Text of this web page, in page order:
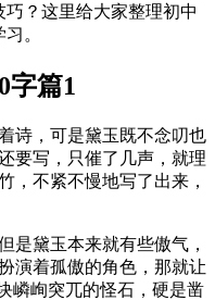
？这里给大家整理初中
。
字篇1
诗，可是黛玉既不念叨也
要写，只催了几声，就理
，不紧不慢地写了出来，
是黛玉本来就有些傲气，
演着孤傲的角色，那就让
嶙峋突兀的怪石，硬是凿